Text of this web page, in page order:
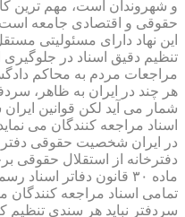
و شهروندان است، مهم ترین
حقوقی و اقتصادی جامعه
این نهاد دارای مسئولیتی
تنظیم دقیق اسناد در
مراجعات مردم به محاکم
هر چند در ایران به ظاهر،
شمار می آید لکن قوانین
اسناد مراجعه کنندگان می
در ایران شخصیت حقوقی
دفترخانه از استقلال حقوقی
ماده ۳۰ قانون دفاتر
تمامی اسناد مراجعه
سردفتر نباید هر سندی تنظیم